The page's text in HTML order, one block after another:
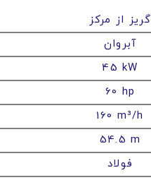
گریز از مرکز
آبروان
45 kW
60 hp
160 m³/h
54.5 m
فولاد